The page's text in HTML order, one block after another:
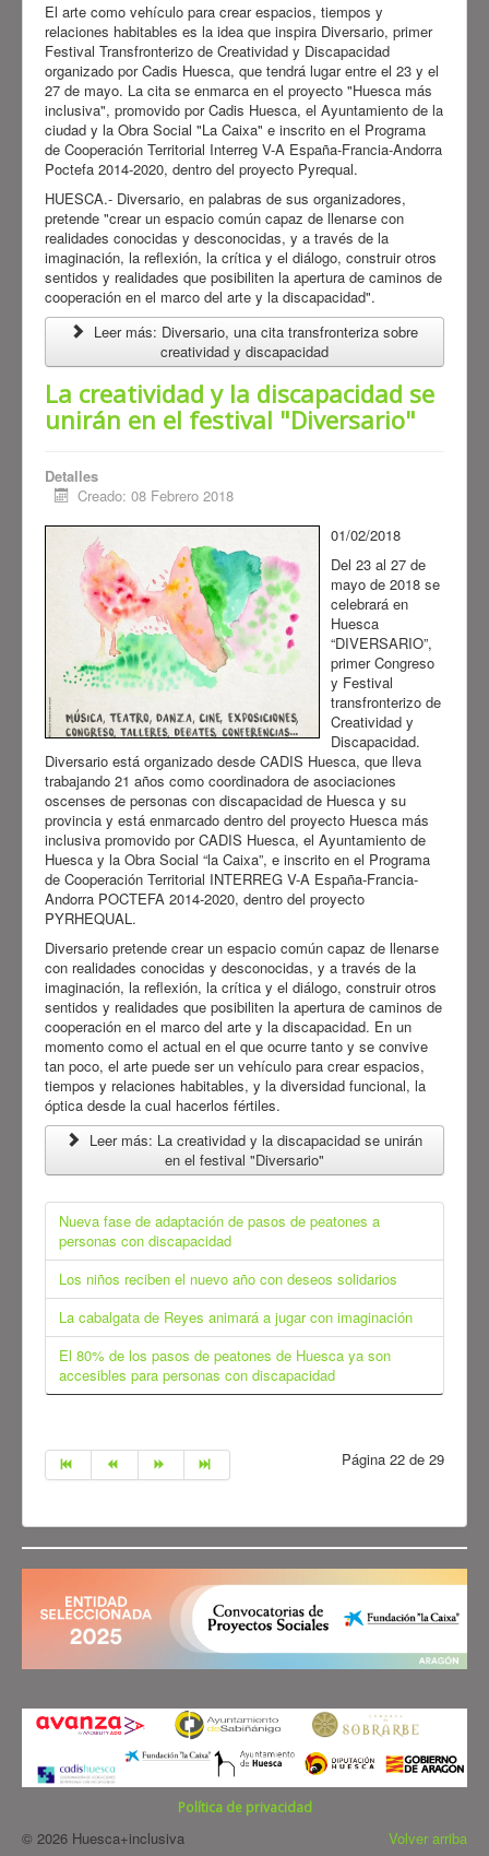
El arte como vehículo para crear espacios, tiempos y
relaciones habitables es la idea que inspira Diversario, primer
Festival Transfronterizo de Creatividad y Discapacidad
organizado por Cadis Huesca, que tendrá lugar entre el 23 y el
27 de mayo. La cita se enmarca en el proyecto "Huesca más
inclusiva", promovido por Cadis Huesca, el Ayuntamiento de la
ciudad y la Obra Social "La Caixa" e inscrito en el Programa
de Cooperación Territorial Interreg V-A España-Francia-Andorra
Poctefa 2014-2020, dentro del proyecto Pyrequal.
HUESCA.- Diversario, en palabras de sus organizadores,
pretende "crear un espacio común capaz de llenarse con
realidades conocidas y desconocidas, y a través de la
imaginación, la reflexión, la crítica y el diálogo, construir otros
sentidos y realidades que posibiliten la apertura de caminos de
cooperación en el marco del arte y la discapacidad".
Leer más: Diversario, una cita transfronteriza sobre
creatividad y discapacidad
La creatividad y la discapacidad se
unirán en el festival "Diversario"
Detalles
Creado: 08 Febrero 2018
01/02/2018
Del 23 al 27 de
mayo de 2018 se
celebrará en
Huesca
“DIVERSARIO”,
primer Congreso
y Festival
transfronterizo de
Creatividad y
Discapacidad.
Diversario está organizado desde CADIS Huesca, que lleva
trabajando 21 años como coordinadora de asociaciones
oscenses de personas con discapacidad de Huesca y su
provincia y está enmarcado dentro del proyecto Huesca más
inclusiva promovido por CADIS Huesca, el Ayuntamiento de
Huesca y la Obra Social “la Caixa”, e inscrito en el Programa
de Cooperación Territorial INTERREG V-A España-Francia-
Andorra POCTEFA 2014-2020, dentro del proyecto
PYRHEQUAL.
Diversario pretende crear un espacio común capaz de llenarse
con realidades conocidas y desconocidas, y a través de la
imaginación, la reflexión, la crítica y el diálogo, construir otros
sentidos y realidades que posibiliten la apertura de caminos de
cooperación en el marco del arte y la discapacidad. En un
momento como el actual en el que ocurre tanto y se convive
tan poco, el arte puede ser un vehículo para crear espacios,
tiempos y relaciones habitables, y la diversidad funcional, la
óptica desde la cual hacerlos fértiles.
Leer más: La creatividad y la discapacidad se unirán
en el festival "Diversario"
Nueva fase de adaptación de pasos de peatones a
personas con discapacidad
Los niños reciben el nuevo año con deseos solidarios
La cabalgata de Reyes animará a jugar con imaginación
El 80% de los pasos de peatones de Huesca ya son
accesibles para personas con discapacidad
Página 22 de 29
Política de privacidad
Volver arriba
© 2026 Huesca+inclusiva